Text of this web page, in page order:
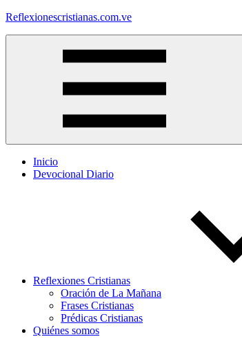
Saltar
Reflexionescristianas.com.ve
Inicio
Devocional Diario
Reflexiones Cristianas
Oración de La Mañana
Frases Cristianas
Prédicas Cristianas
Quiénes somos